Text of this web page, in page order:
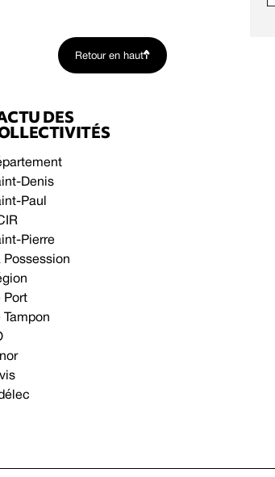
Retour en haut
DES
Denis
Paul
Pierre
Possession
Port
Tampon